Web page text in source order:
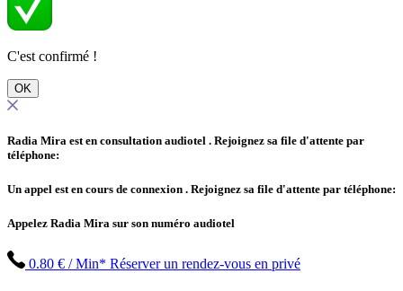
C'est confirmé !
OK
Radia Mira est en consultation audiotel . Rejoignez sa file d'attente par
téléphone:
Un appel est en cours de connexion . Rejoignez sa file d'attente par téléphone:
Appelez Radia Mira sur son numéro audiotel
0.80 € / Min* Réserver un rendez-vous en privé